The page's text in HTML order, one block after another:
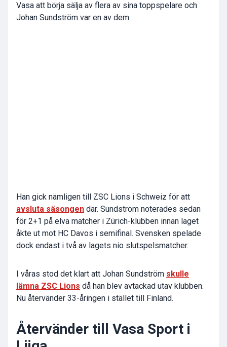
Vasa att börja sälja av flera av sina toppspelare och
Johan Sundström var en av dem.
Han gick nämligen till ZSC Lions i Schweiz för att
avsluta säsongen där. Sundström noterades sedan
för 2+1 på elva matcher i Zürich-klubben innan laget
åkte ut mot HC Davos i semifinal. Svensken spelade
dock endast i två av lagets nio slutspelsmatcher.
I våras stod det klart att Johan Sundström skulle
lämna ZSC Lions då han blev avtackad utav klubben.
Nu återvänder 33-åringen i stället till Finland.
Återvänder till Vasa Sport i